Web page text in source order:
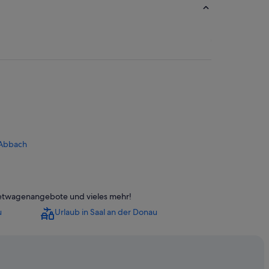
und vieles mehr!
Urlaub in Saal an der Donau